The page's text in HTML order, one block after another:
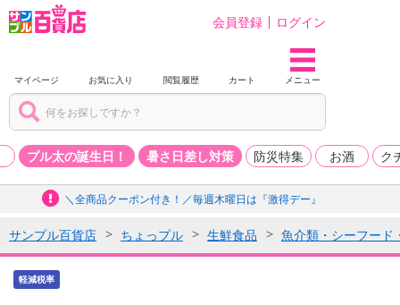
会員登録 ログイン
マイページ お気に入り 閲覧履歴 カート メニュー
プル太の誕生日！ 暑さ日差し対策 防災特集 お酒 ク
＼全商品クーポン付き！／毎週木曜日は『激得デー』
サンプル百貨店 ちょっプル 生鮮食品 魚介類・シーフード
軽減税率